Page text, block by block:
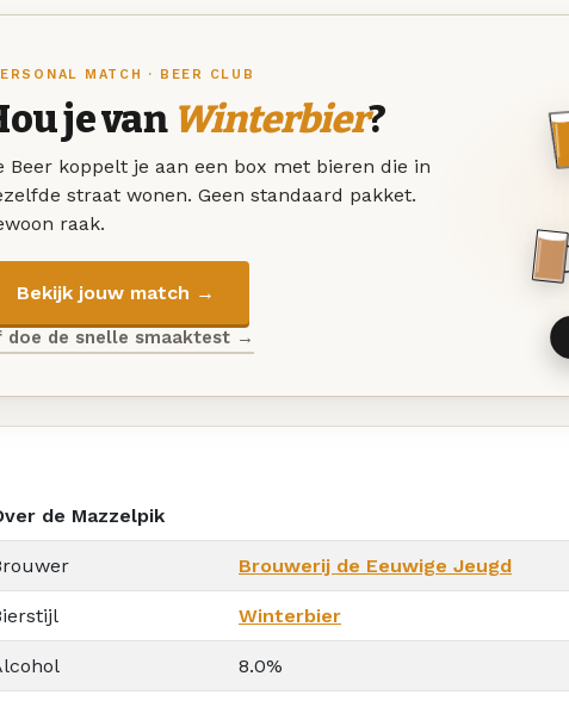
MATCH · BEER CLUB
je van Winterbier?
Beer koppelt je aan een box met bieren die in
straat wonen. Geen standaard pakket.
raak.
Bekijk jouw match →
doe de snelle smaaktest →
de Mazzelpik
Brouwerij de Eeuwige Jeugd
Winterbier
8.0%